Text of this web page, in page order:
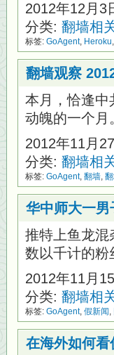
2012年12月3
分类: 翻墙相
标签: GoAgent, Heroku,
翻墙观察
本月，恰逢中
动魄的一个
2012年11月
分类: 翻墙相
标签: GoAgent, 翻墙,
华中师大一
推特上鱼龙混
数以千计的粉
2012年11月
分类: 翻墙相
标签: GoAgent, 假新闻,
在海外如何